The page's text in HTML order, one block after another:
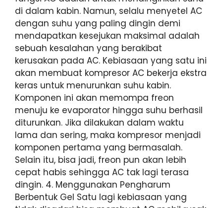
di dalam kabin. Namun, selalu menyetel AC
dengan suhu yang paling dingin demi
mendapatkan kesejukan maksimal adalah
sebuah kesalahan yang berakibat
kerusakan pada AC. Kebiasaan yang satu ini
akan membuat kompresor AC bekerja ekstra
keras untuk menurunkan suhu kabin.
Komponen ini akan memompa freon
menuju ke evaporator hingga suhu berhasil
diturunkan. Jika dilakukan dalam waktu
lama dan sering, maka kompresor menjadi
komponen pertama yang bermasalah.
Selain itu, bisa jadi, freon pun akan lebih
cepat habis sehingga AC tak lagi terasa
dingin. 4. Menggunakan Pengharum
Berbentuk Gel Satu lagi kebiasaan yang